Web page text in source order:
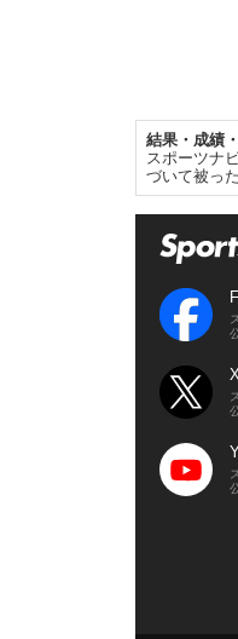
結果・成績
スポーツナ
づいて被っ